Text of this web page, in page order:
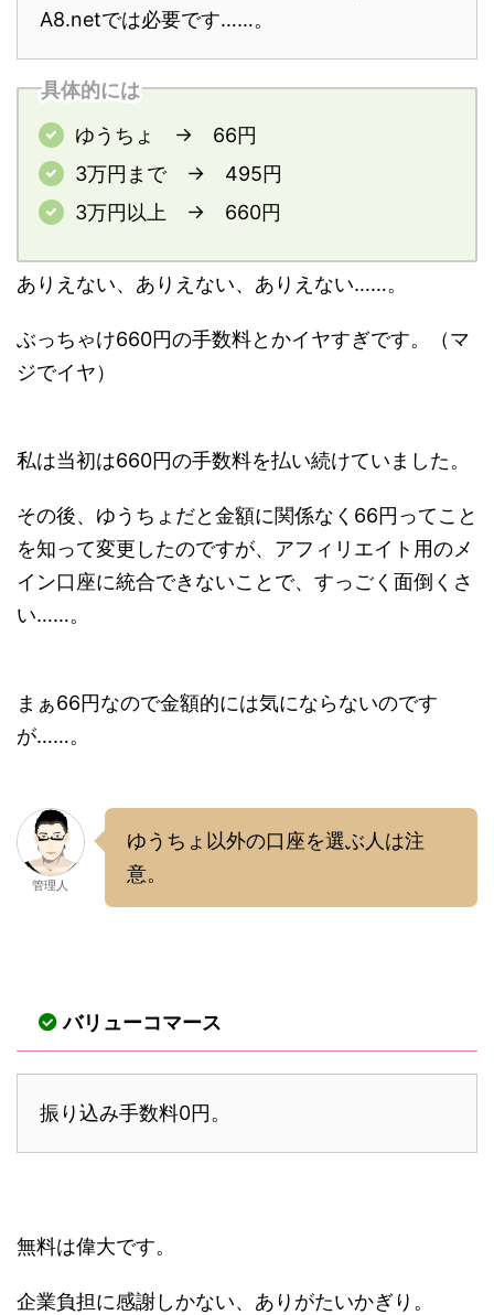
A8.netでは必要です……。
具体的には
ゆうちょ → 66円
3万円まで → 495円
3万円以上 → 660円
ありえない、ありえない、ありえない……。
ぶっちゃけ660円の手数料とかイヤすぎです。（マ
ジでイヤ）
私は当初は660円の手数料を払い続けていました。
その後、ゆうちょだと金額に関係なく66円ってこと
を知って変更したのですが、アフィリエイト用のメ
イン口座に統合できないことで、すっごく面倒くさ
い……。
まぁ66円なので金額的には気にならないのです
が……。
管理人
ゆうちょ以外の口座を選ぶ人は注
意。
バリューコマース
振り込み手数料0円。
無料は偉大です。
企業負担に感謝しかない、ありがたいかぎり。